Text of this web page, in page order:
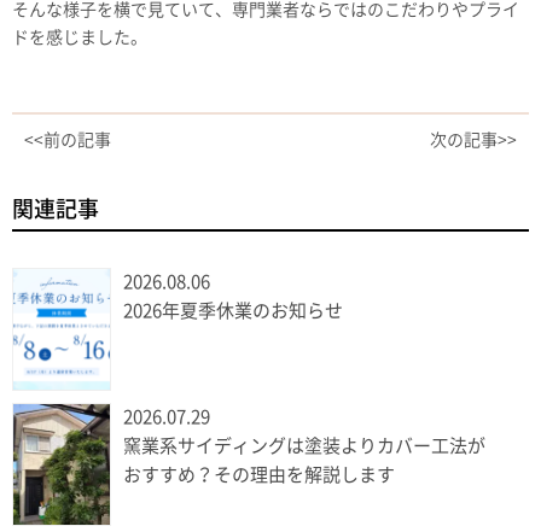
そんな様子を横で見ていて、専門業者ならではのこだわりやプライ
ドを感じました。
<<前の記事 次の記事>>
関連記事
2026.08.06
2026年夏季休業のお知らせ
2026.07.29
窯業系サイディングは塗装よりカバー工法が
おすすめ？その理由を解説します